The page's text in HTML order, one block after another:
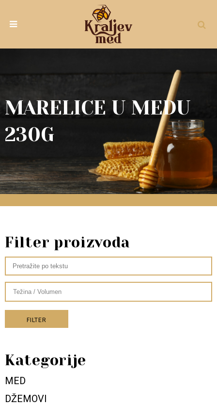
MARELICE U MEDU
230G
Filter proizvoda
FILTER
Kategorije
MED
DŽEMOVI